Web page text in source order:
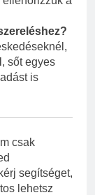
sőt egyes
is
csak
segítséget,
lehetsz